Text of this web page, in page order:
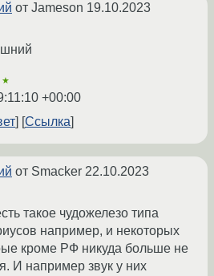
от Jameson 19.10.2023
+00:00
Ссылка
от Smacker 22.10.2023
такое чудожелезо типа
например, и некоторых
кроме РФ никуда больше не
И например звук у них